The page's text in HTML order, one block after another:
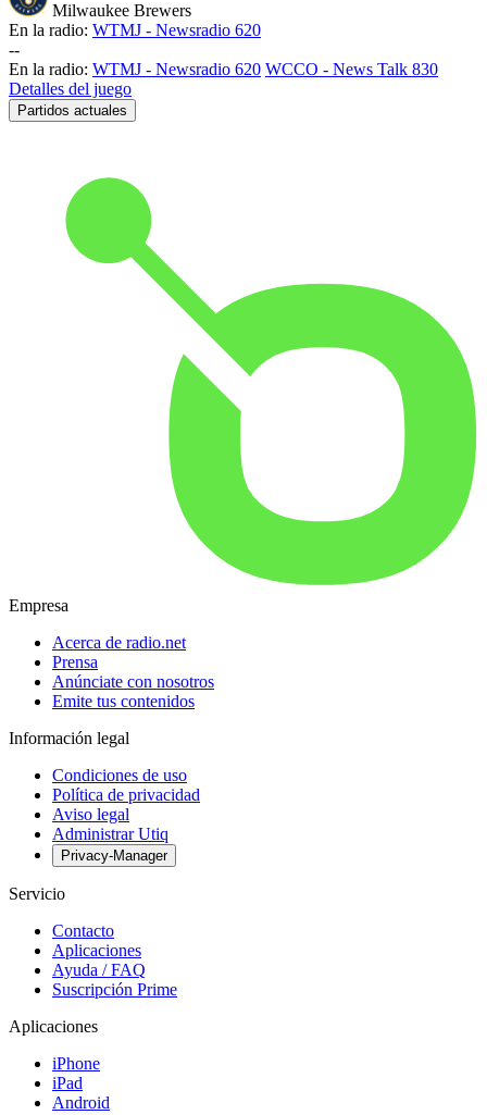
Milwaukee Brewers
En la radio: WTMJ - Newsradio 620
--
En la radio: WTMJ - Newsradio 620 WCCO - News Talk 830
Detalles del juego
Partidos actuales
Empresa
Acerca de radio.net
Prensa
Anúnciate con nosotros
Emite tus contenidos
Información legal
Condiciones de uso
Política de privacidad
Aviso legal
Administrar Utiq
Privacy-Manager
Servicio
Contacto
Aplicaciones
Ayuda / FAQ
Suscripción Prime
Aplicaciones
iPhone
iPad
Android